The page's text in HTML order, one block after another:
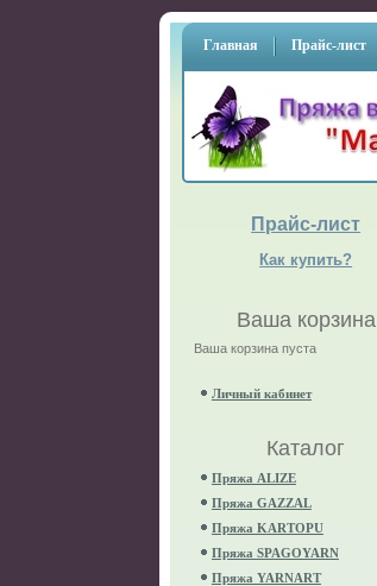
Главная Прайс-лист
Прайс-лист
Как купить?
Ваша корзина
Ваша корзина пуста
Личный кабинет
Каталог
Пряжа ALIZE
Пряжа GAZZAL
Пряжа KARTOPU
Пряжа SPAGOYARN
Пряжа YARNART